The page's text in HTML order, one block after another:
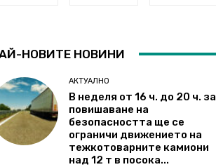
НОВИТЕ НОВИНИ
АКТУАЛНО
В неделя от 16 ч. до 20 ч. за
повишаване на
безопасността ще се
ограничи движението на
тежкотоварните камиони
над 12 т в посока...